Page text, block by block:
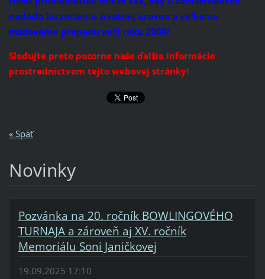
nedošlo ku zníženiu životnej úrovne a veľkému
mzdovému prepadu voči roku 2008!
Sledujte preto pozorne naše ďalšie informácie
prostredníctvom tejto webovej stránky!
« Späť
Novinky
Pozvánka na 20. ročník BOWLINGOVÉHO
TURNAJA a zároveň aj XV. ročník
Memoriálu Soni Janičkovej
19.09.2025 17:10